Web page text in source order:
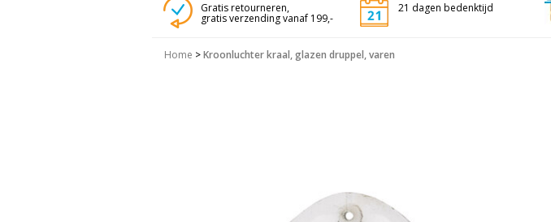
Gratis retourneren,
gratis verzending vanaf 199,-
21 dagen bedenktijd
Home >Kroonluchter kraal, glazen druppel, varen